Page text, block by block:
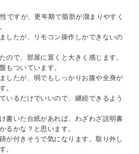
ですが、更年期で脂肪が溜まりやすく
したが、リモコン操作しかできないの
ので、部屋に置くと大きく感じます。
もついています。
したが、弱でもしっかりお腹や全身が
。
いるだけでいいので、継続できるよう
書いた台紙があれば、わざわざ説明書
るかな？と思います。
が付きそうで気になります。取り外し
。